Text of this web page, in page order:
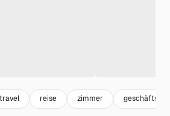
travel reise zimmer